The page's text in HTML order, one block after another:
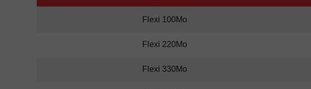
Flexi 100Mo
Flexi 220Mo
Flexi 330Mo